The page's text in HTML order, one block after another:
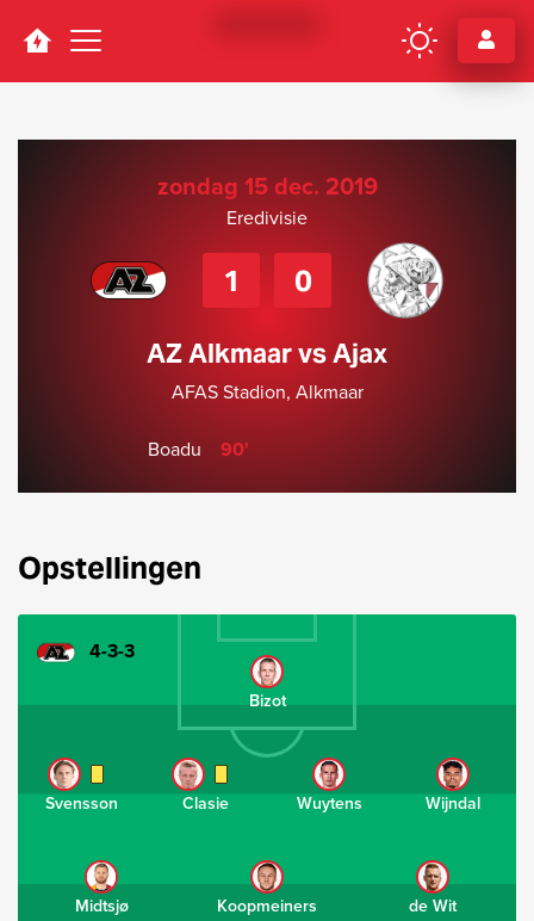
Navigation
zondag 15 dec. 2019
Eredivisie
1 0
AZ Alkmaar vs Ajax
AFAS Stadion, Alkmaar
Boadu 90'
Opstellingen
4-3-3
Bizot
Svensson Clasie Wuytens Wijndal
Midtsjø Koopmeiners de Wit